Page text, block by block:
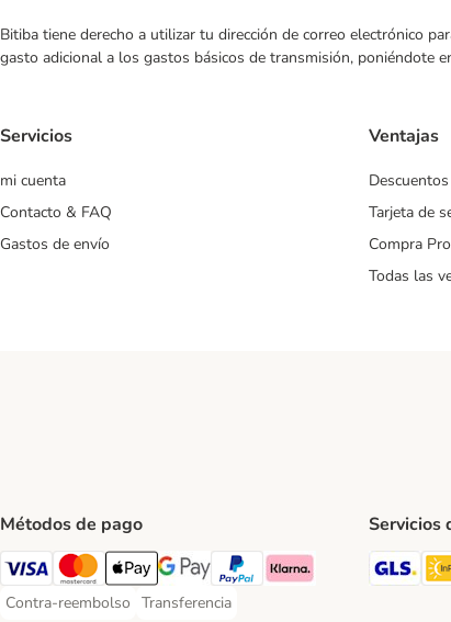
Bitiba tiene derecho a utilizar tu dirección de correo electrónico
gasto adicional a los gastos básicos de transmisión, poniéndote
Servicios
mi cuenta
Contacto & FAQ
Gastos de envío
Ventajas
Descuentos
Tarjeta de
Compra
Todas las
Métodos de pago
Visa Payment Method
Mastercard Payment Method
Apple Pay Payment Method
Google Pay Payment Method
PayPal Payment Method
Klarna Payment Method
Contra-reembolso
Contra-reembolso Payment Method
Transferencia
Transferencia Payment Method
Servicios